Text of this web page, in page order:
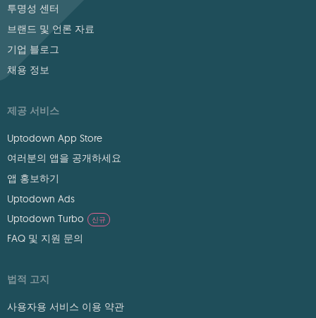
투명성 센터
브랜드 및 언론 자료
기업 블로그
채용 정보
제공 서비스
Uptodown App Store
여러분의 앱을 공개하세요
앱 홍보하기
Uptodown Ads
Uptodown Turbo
신규
FAQ 및 지원 문의
법적 고지
사용자용 서비스 이용 약관